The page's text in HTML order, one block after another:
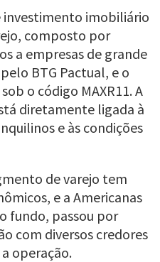
investimento imobiliário
composto por
a empresas de grande
BTG Pactual, e o
o código MAXR11. A
diretamente ligada à
e às condições
de varejo tem
e a Americanas
fundo, passou por
com diversos credores
operação.